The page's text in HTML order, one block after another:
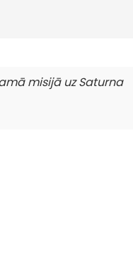
misijā uz Saturna